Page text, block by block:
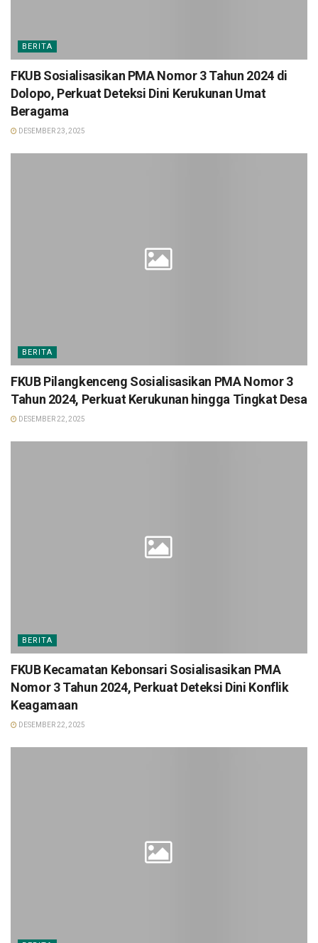
BERITA
FKUB Sosialisasikan PMA Nomor 3 Tahun 2024 di
Dolopo, Perkuat Deteksi Dini Kerukunan Umat
Beragama
DESEMBER 23, 2025
BERITA
FKUB Pilangkenceng Sosialisasikan PMA Nomor 3
Tahun 2024, Perkuat Kerukunan hingga Tingkat Desa
DESEMBER 22, 2025
BERITA
FKUB Kecamatan Kebonsari Sosialisasikan PMA
Nomor 3 Tahun 2024, Perkuat Deteksi Dini Konflik
Keagamaan
DESEMBER 22, 2025